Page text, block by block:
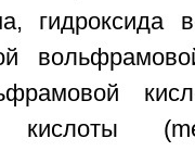
гидроксида
кислоты